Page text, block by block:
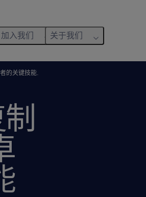
加入我们 关于我们
的关键技能.